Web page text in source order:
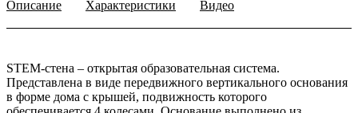
Описание Характеристики Видео
STEM-стена – открытая образовательная система.
Представлена в виде передвижного вертикального основания
в форме дома с крышей, подвижность которого